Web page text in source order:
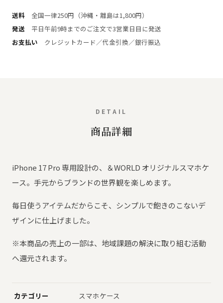
送料 全国一律250円（沖縄・離島は1,800円）
発送 平日午前9時までのご注文で3営業日目に発送
お支払い クレジットカード／代金引換／銀行振込
DETAIL
商品詳細
iPhone 17 Pro 専用設計の、＆WORLD オリジナルスマホケ
ース。手元からブランドの世界観を楽しめます。
毎日使うアイテムだからこそ、シンプルで飽きのこないデ
ザインに仕上げました。
※本商品の売上の一部は、地域課題の解決に取り組む活動
へ還元されます。
カテゴリー スマホケース